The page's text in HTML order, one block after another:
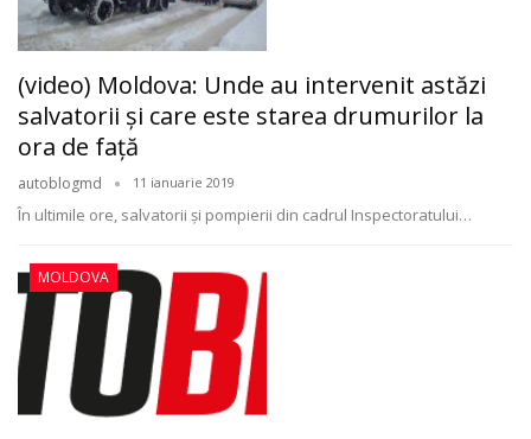
(video) Moldova: Unde au intervenit astăzi
salvatorii şi care este starea drumurilor la
ora de faţă
autoblogmd 11 ianuarie 2019
În ultimile ore, salvatorii și pompierii din cadrul Inspectoratului…
MOLDOVA